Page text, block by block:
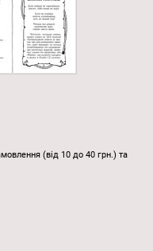
(від 10 до 40 грн.) та